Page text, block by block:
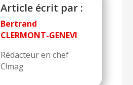
Article écrit par :
Bertrand
CLERMONT-GENEVI
Rédacteur en chef
C!mag